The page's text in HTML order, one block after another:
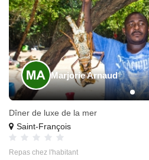
Marjorie Arnaud
Dîner de luxe de la mer
Saint-François
Repas chez l'habitant